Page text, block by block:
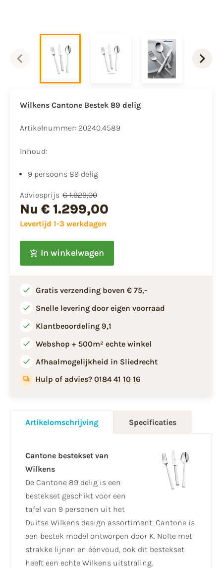
Wilkens Cantone Bestek 89 delig
Artikelnummer: 20240.4589
Inhoud:
9 persoons 89 delig
Adviesprijs € 1.929,00
Nu € 1.299,00
Levertijd 1-3 werkdagen
In winkelwagen
Gratis verzending boven € 75,-
Snelle levering door eigen voorraad
Klantbeoordeling 9,1
Webshop + 500m² echte winkel
Afhaalmogelijkheid in Sliedrecht
Hulp of advies? 0184 41 10 16
Artikelomschrijving Specificaties
Cantone bestekset van
Wilkens
De Cantone 89 delig is een
bestekset geschikt voor een
tafel van 9 personen uit het
Duitse Wilkens design assortiment. Cantone is
een bestek model ontworpen door K. Nolte met
strakke lijnen en éénvoud, ook dit bestekset
heeft een echte Wilkens uitstraling.